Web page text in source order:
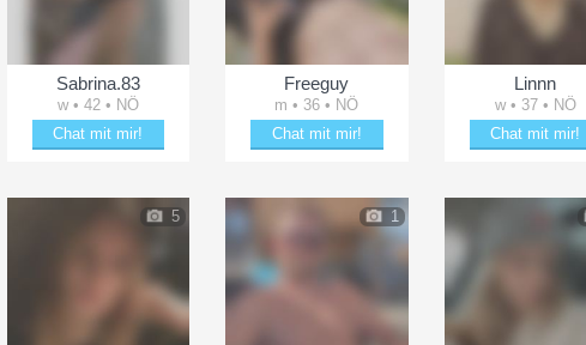
Sabrina.83
w • 42 • NÖ
Chat mit mir!
Freeguy
m • 36 • NÖ
Chat mit mir!
Linnn
w • 37 • NÖ
Chat mit mir!
5 1